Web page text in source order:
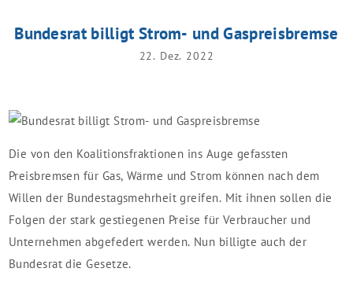
Bundesrat billigt Strom- und Gaspreisbremse
22. Dez. 2022
Die von den Koalitionsfraktionen ins Auge gefassten
Preisbremsen für Gas, Wärme und Strom können nach dem
Willen der Bundestagsmehrheit greifen. Mit ihnen sollen die
Folgen der stark gestiegenen Preise für Verbraucher und
Unternehmen abgefedert werden. Nun billigte auch der
Bundesrat die Gesetze.